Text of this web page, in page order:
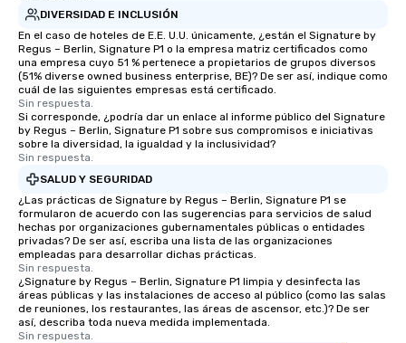
DIVERSIDAD E INCLUSIÓN
En el caso de hoteles de E.E. U.U. únicamente, ¿están el Signature by
Regus – Berlin, Signature P1 o la empresa matriz certificados como
una empresa cuyo 51 % pertenece a propietarios de grupos diversos
(51% diverse owned business enterprise, BE)? De ser así, indique como
cuál de las siguientes empresas está certificado.
Sin respuesta.
Si corresponde, ¿podría dar un enlace al informe público del Signature
by Regus – Berlin, Signature P1 sobre sus compromisos e iniciativas
sobre la diversidad, la igualdad y la inclusividad?
Sin respuesta.
SALUD Y SEGURIDAD
¿Las prácticas de Signature by Regus – Berlin, Signature P1 se
formularon de acuerdo con las sugerencias para servicios de salud
hechas por organizaciones gubernamentales públicas o entidades
privadas? De ser así, escriba una lista de las organizaciones
empleadas para desarrollar dichas prácticas.
Sin respuesta.
¿Signature by Regus – Berlin, Signature P1 limpia y desinfecta las
áreas públicas y las instalaciones de acceso al público (como las salas
de reuniones, los restaurantes, las áreas de ascensor, etc.)? De ser
así, describa toda nueva medida implementada.
Sin respuesta.